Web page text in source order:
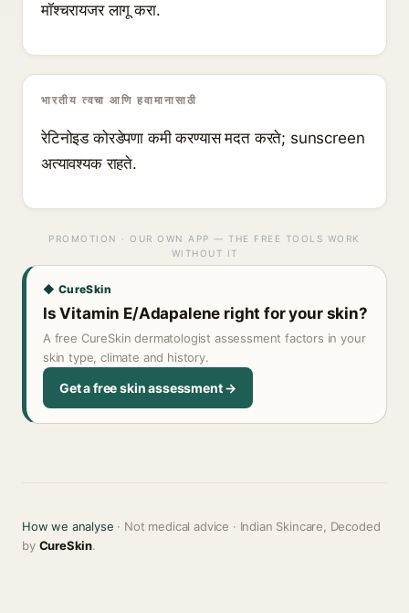
मॉश्चरायजर लागू करा.
भारतीय त्वचा आणि हवामानासाठी
रेटिनोइड कोरडेपणा कमी करण्यास मदत करते; sunscreen
अत्यावश्यक राहते.
PROMOTION · OUR OWN APP — THE FREE TOOLS WORK
WITHOUT IT
◆ CureSkin
Is Vitamin E/Adapalene right for your skin?
A free CureSkin dermatologist assessment factors in your
skin type, climate and history.
Get a free skin assessment →
How we analyse · Not medical advice · Indian Skincare, Decoded
by CureSkin.